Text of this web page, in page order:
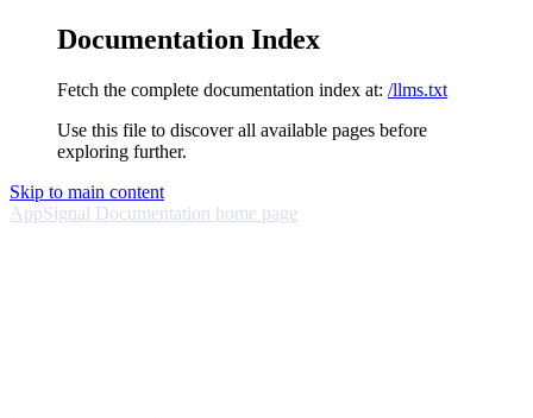
Documentation Index
Fetch the complete documentation index at: /llms.txt
Use this file to discover all available pages before
exploring further.
Skip to main content
AppSignal Documentation home page